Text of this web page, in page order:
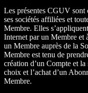
Les présentes CGUV sont
ses sociétés affiliées et
Membre. Elles
Internet par un Membre et
un Membre auprès de la
Membre est tenu de
création d’un Compte et
choix et l’achat d’un
Membre.